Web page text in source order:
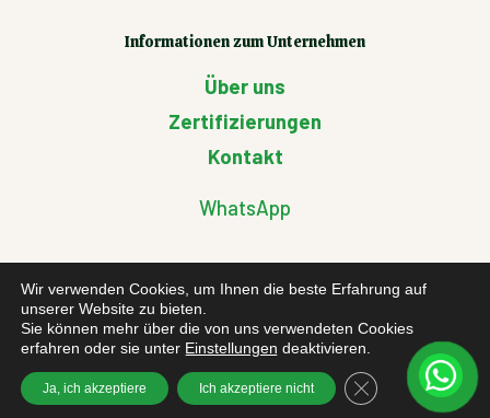
Informationen zum Unternehmen
Über uns
Zertifizierungen
Kontakt
WhatsApp
Kunden-Infos
Rücksendungsformular
Cookie
Wir verwenden Cookies, um Ihnen die beste Erfahrung auf
unserer Website zu bieten.
Sie können mehr über die von uns verwendeten Cookies
erfahren oder sie unter Einstellungen deaktivieren.
Ja, ich akzeptiere Ich akzeptiere nicht GDPR Cookie-